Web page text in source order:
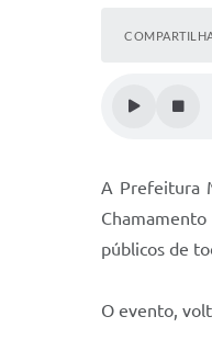
A Prefeitura
públicos de
O evento,